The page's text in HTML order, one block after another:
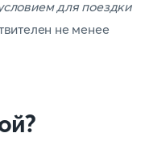
для поездки
не менее